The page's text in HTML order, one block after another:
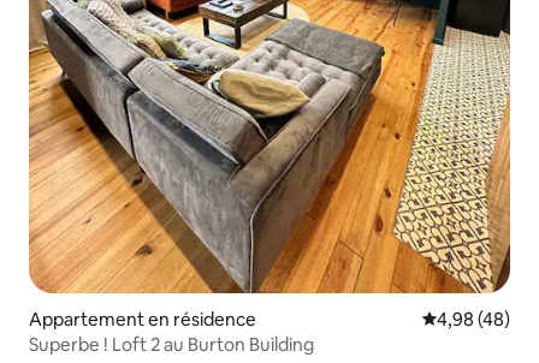
Appartement en résidence Évaluation
4,98 (48)
Superbe ! Loft 2 au Burton Building